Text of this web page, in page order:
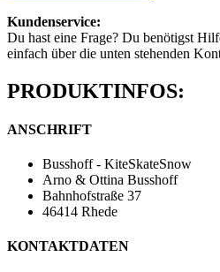
Kundenservice:
Du hast eine Frage? Du benötigst
einfach über die unten stehenden
PRODUKTINFOS:
ANSCHRIFT
Busshoff - KiteSkateSnow
Arno & Ottina Busshoff
Bahnhofstraße 37
46414 Rhede
KONTAKTDATEN